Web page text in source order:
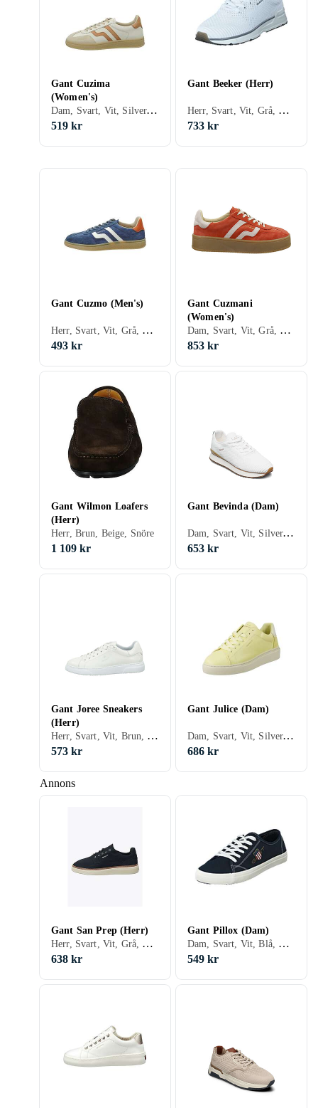
Annons
Gant Cuzima
(Women's)
Dam, Svart, Vit, Silver, Grå, Brun, Blå, Röd, Gul, Orange, Grön, Beige, Rosa, Lila, Snöre
519 kr
Gant Beeker (Herr)
Herr, Svart, Vit, Grå, Brun, Blå, Grön, Beige, Snöre
733 kr
Gant Cuzmo (Men's)
Herr, Svart, Vit, Grå, Brun, Blå, Röd, Gul, Grön, Beige, Snöre
493 kr
Gant Cuzmani
(Women's)
Dam, Svart, Vit, Grå, Blå, Röd, Orange, Beige, Rosa, Snöre
853 kr
Gant Wilmon Loafers
(Herr)
Herr, Brun, Beige, Snöre
1 109 kr
Gant Bevinda (Dam)
Dam, Svart, Vit, Silver, Grå, Brun, Blå, Röd, Gul, Orange, Grön, Beige, Rosa, Khaki, Snöre
653 kr
Gant Joree Sneakers
(Herr)
Herr, Svart, Vit, Brun, Blå, Beige, Rosa
573 kr
Gant Julice (Dam)
Dam, Svart, Vit, Silver, Grå, Brun, Gul, Beige, Rosa, Lila
686 kr
Gant San Prep (Herr)
Herr, Svart, Vit, Grå, Brun, Blå, Grön, Beige, Khaki, Snöre
638 kr
Gant Pillox (Dam)
Dam, Svart, Vit, Blå, Beige, Rosa, Snöre
549 kr